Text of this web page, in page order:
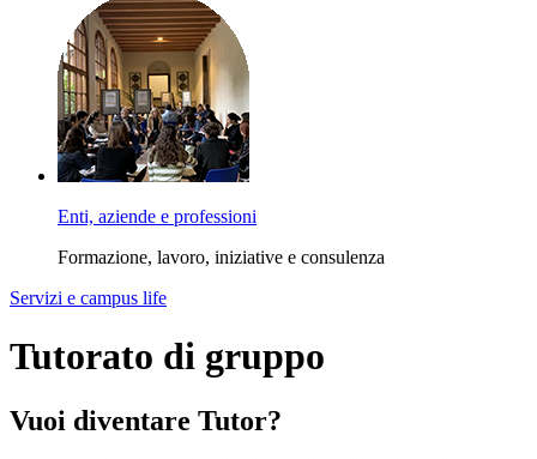
Enti, aziende e professioni
Formazione, lavoro, iniziative e consulenza
Servizi e campus life
Tutorato di gruppo
Vuoi diventare Tutor?